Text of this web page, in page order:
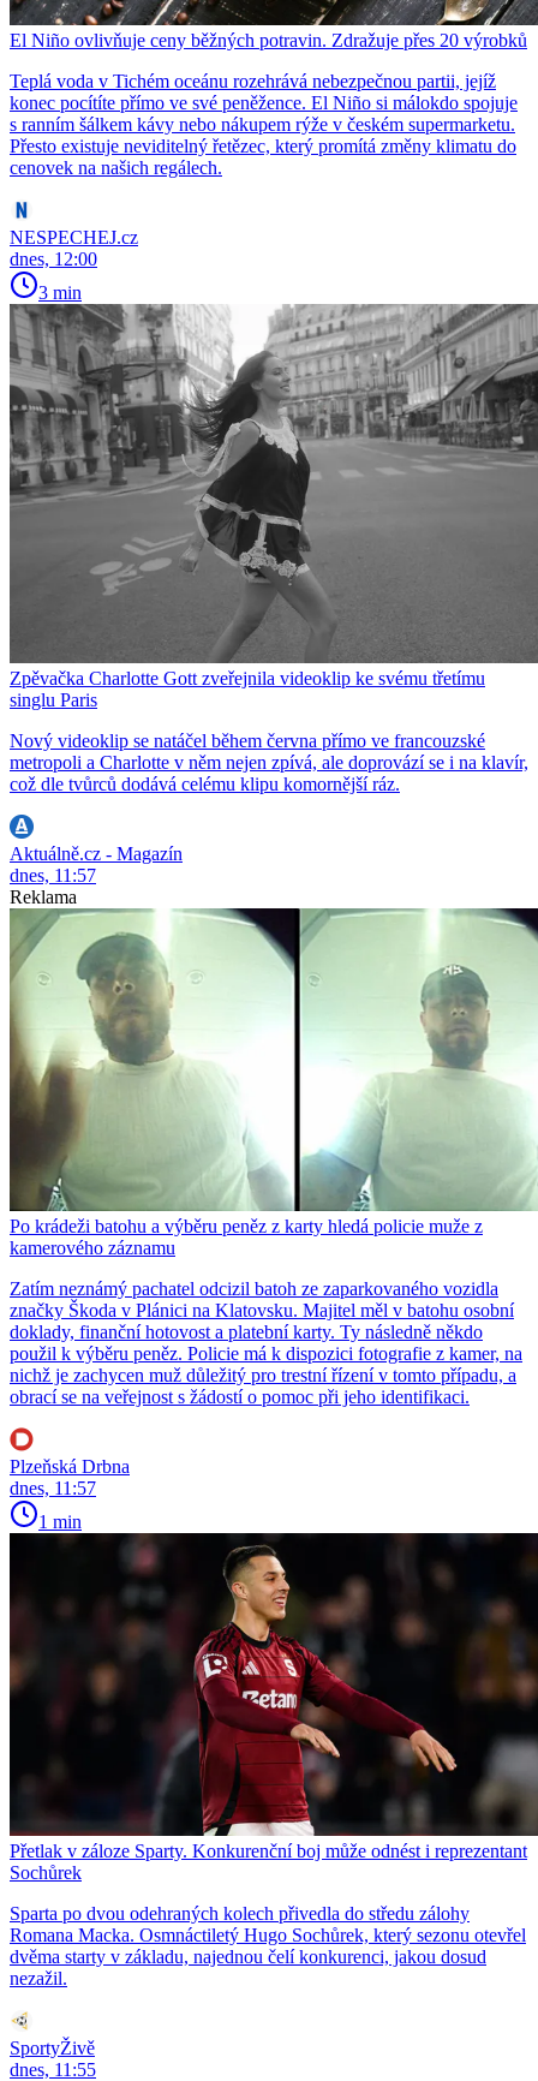
El Niño ovlivňuje ceny běžných potravin. Zdražuje přes 20 výrobků
Teplá voda v Tichém oceánu rozehrává nebezpečnou partii, jejíž
konec pocítíte přímo ve své peněžence. El Niño si málokdo spojuje
s ranním šálkem kávy nebo nákupem rýže v českém supermarketu.
Přesto existuje neviditelný řetězec, který promítá změny klimatu do
cenovek na našich regálech.
NESPECHEJ.cz
dnes, 12:00
3 min
Zpěvačka Charlotte Gott zveřejnila videoklip ke svému třetímu
singlu Paris
Nový videoklip se natáčel během června přímo ve francouzské
metropoli a Charlotte v něm nejen zpívá, ale doprovází se i na klavír,
což dle tvůrců dodává celému klipu komornější ráz.
Aktuálně.cz - Magazín
dnes, 11:57
Reklama
Po krádeži batohu a výběru peněz z karty hledá policie muže z
kamerového záznamu
Zatím neznámý pachatel odcizil batoh ze zaparkovaného vozidla
značky Škoda v Plánici na Klatovsku. Majitel měl v batohu osobní
doklady, finanční hotovost a platební karty. Ty následně někdo
použil k výběru peněz. Policie má k dispozici fotografie z kamer, na
nichž je zachycen muž důležitý pro trestní řízení v tomto případu, a
obrací se na veřejnost s žádostí o pomoc při jeho identifikaci.
Plzeňská Drbna
dnes, 11:57
1 min
Přetlak v záloze Sparty. Konkurenční boj může odnést i reprezentant
Sochůrek
Sparta po dvou odehraných kolech přivedla do středu zálohy
Romana Macka. Osmnáctiletý Hugo Sochůrek, který sezonu otevřel
dvěma starty v základu, najednou čelí konkurenci, jakou dosud
nezažil.
SportyŽivě
dnes, 11:55